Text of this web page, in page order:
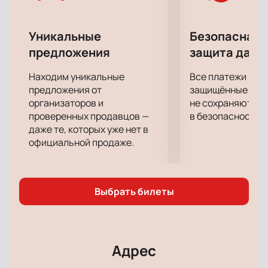
Уникальные
предложения
Находим уникальные
предложения от
организаторов и
проверенных продавцов —
даже те, которых уже нет в
официальной продаже.
Безопасная
защита
Все платежи
защищённые
не сохраняются
в безопасности.
Выбрать билеты
Адрес